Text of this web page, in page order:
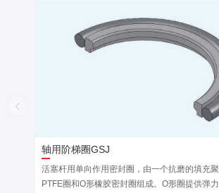
轴用阶梯圈GSJ
活塞杆用单向作用密封圈，由一个抗磨的填充
PTFE圈和O形橡胶密封圈组成。O形圈提供弹